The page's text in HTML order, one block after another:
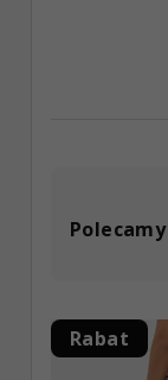
o
t
Polecamy
L
i
Rabat